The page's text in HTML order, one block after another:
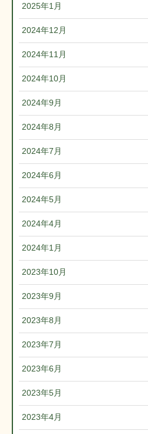
2025年1月
2024年12月
2024年11月
2024年10月
2024年9月
2024年8月
2024年7月
2024年6月
2024年5月
2024年4月
2024年1月
2023年10月
2023年9月
2023年8月
2023年7月
2023年6月
2023年5月
2023年4月